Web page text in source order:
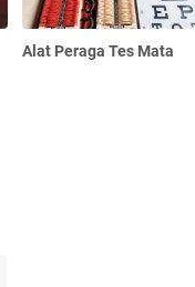
Alat Peraga Tes Mata